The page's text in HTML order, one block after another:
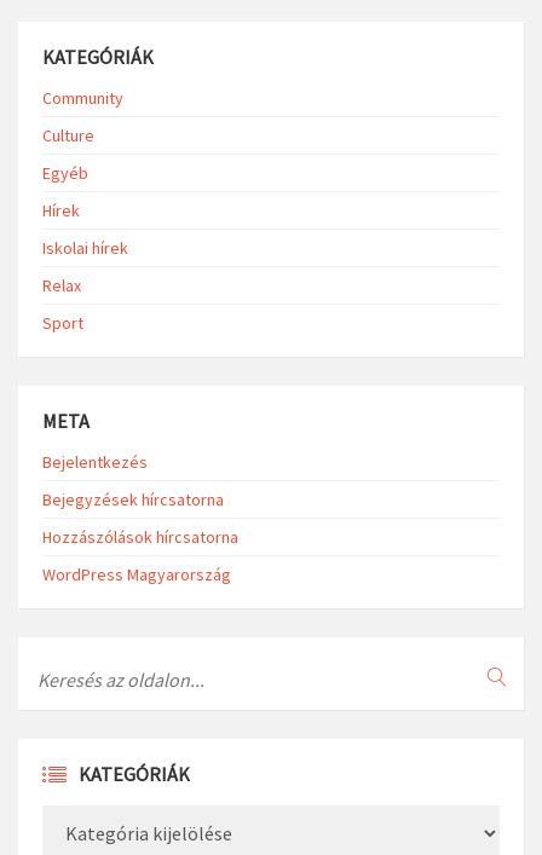
KATEGÓRIÁK
Community
Culture
Egyéb
Hírek
Iskolai hírek
Relax
Sport
META
Bejelentkezés
Bejegyzések hírcsatorna
Hozzászólások hírcsatorna
WordPress Magyarország
KATEGÓRIÁK